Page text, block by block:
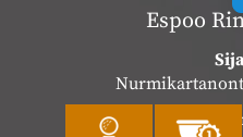
Espoo
Katso